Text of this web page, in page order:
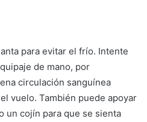
para evitar el frío. Intente
de mano, por
circulación sanguínea
vuelo. También puede apoyar
un cojín para que se sienta